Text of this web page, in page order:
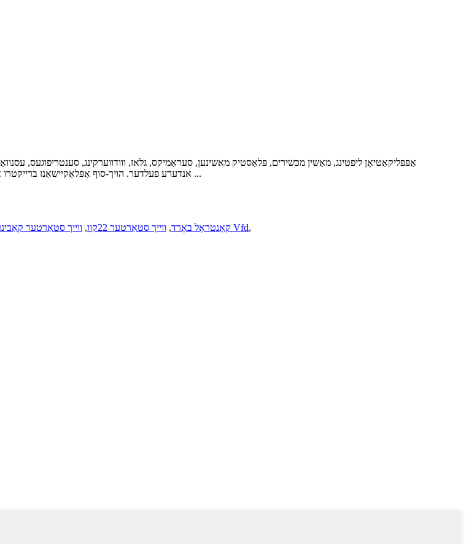
אַפּפּליקאַטיאָן ליפטינג, מאַשין מכשירים, פּלאַסטיק מאשינען, סעראַמיקס, גלאז, ווודווערקינג, סענטריפוגעס,
אנדערע פעלדער. הויך-סוף אַפּלאַקיישאַנז ברייקטרו אייראפעישער, אמעריקאנער און יאַפּאַניש בראַנדז מאָנאָפּאָל ● נידעריק אָפטקייַט ה ...
Vfd קאָנטראָל באָרד, ווייך סטאַרטער 22קוו , ווייך סטאַרטער אַקסעססאָריעס פֿאַר ווייך סטאַרטער און Vfd,